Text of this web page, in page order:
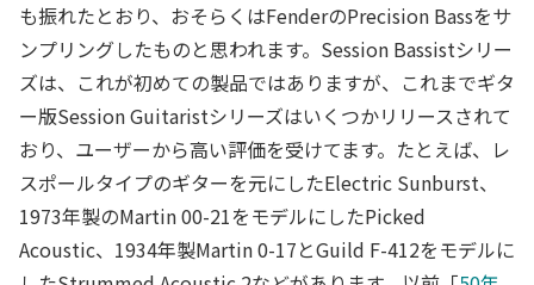
も振れたとおり、おそらくはFenderのPrecision Bassをサ
ンプリングしたものと思われます。Session Bassistシリー
ズは、これが初めての製品ではありますが、これまでギタ
ー版Session Guitaristシリーズはいくつかリリースされて
おり、ユーザーから高い評価を受けてます。たとえば、レ
スポールタイプのギターを元にしたElectric Sunburst、
1973年製のMartin 00-21をモデルにしたPicked
Acoustic、1934年製Martin 0-17とGuild F-412をモデルに